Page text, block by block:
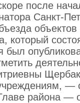
после
Санкт-
который
был
—
района —